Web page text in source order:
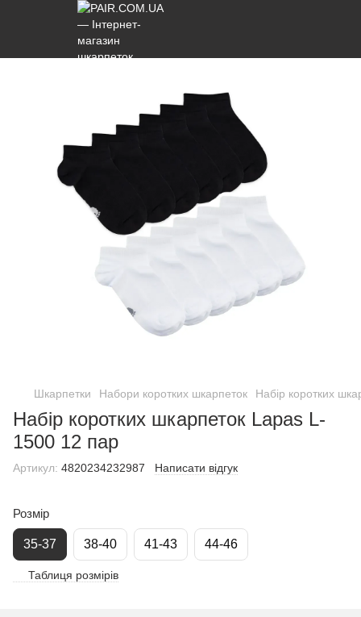
Шкарпетки Набори коротких шкарпеток Набір коротких
Набір коротких шкарпеток Lapas L-
1500 12 пар
Артикул: 4820234232987 Написати відгук
Розмір
35-37 38-40 41-43 44-46
Таблиця розмірів